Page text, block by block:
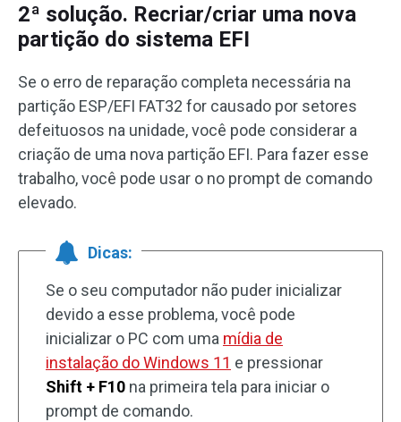
2ª solução. Recriar/criar uma nova
partição do sistema EFI
Se o erro de reparação completa necessária na
partição ESP/EFI FAT32 for causado por setores
defeituosos na unidade, você pode considerar a
criação de uma nova partição EFI. Para fazer esse
trabalho, você pode usar o no prompt de comando
elevado.
Dicas:
Se o seu computador não puder inicializar
devido a esse problema, você pode
inicializar o PC com uma mídia de
instalação do Windows 11 e pressionar
Shift + F10 na primeira tela para iniciar o
prompt de comando.